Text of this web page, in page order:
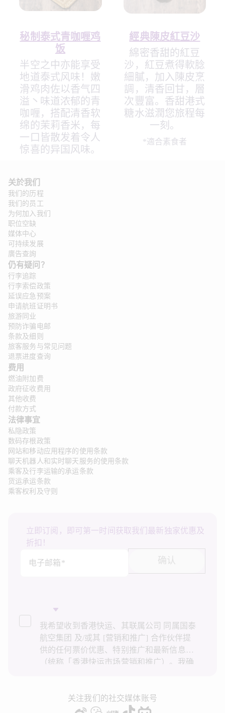
秘制泰式青咖喱鸡
饭
半空之中亦能享受
地道泰式风味！嫩
滑鸡肉佐以香气四
溢丶味道浓郁的青
咖喱，搭配清香软
绵的茉莉香米，每
一口皆散发着令人
惊喜的异国风味。
經典陳皮紅豆沙
綿密香甜的紅豆
沙，紅豆煮得軟腍
細膩，加入陳皮烹
調，清香回甘，層
次豐富。香甜港式
糖水滋潤您旅程每
一刻。
*適合素食者
关於我们
我们的历程
我们的员工
为何加入我们
职位空缺
媒体中心
可持续发展
廣告查詢
仍有疑问？
行李追踪
行李索偿政策
延误应急预案
申请航班证明书
旅游同业
预防诈骗电邮
条款及细则
旅客服务与常见问题
退票进度查询
费用
燃油附加费
政府征收费用
其他收费
付款方式
法律事宜
私隐政策
数码存根政策
网站和移动应用程序的使用条款
聊天机器人和实时聊天服务的使用条款
乘客及行李运输的承运条款
货运承运条款
乘客权利及守则
立即订阅，即可第一时间获取我们最新独家优惠及
折扣！
电子邮箱*
确认
我希望收到香港快运、其联属公司 同属国泰
航空集团 及/或其 [营销和推广] 合作伙伴提
供的任何票价优惠、特别推广和最新信息
（统称「香港快运市场营销和推广）。我确
务历史记录进行直接市场营销和推广。我知
悉在未经我的同意下，香港快运不会使用我
关注我们的社交媒体账号